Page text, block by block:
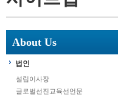
About Us
법인
설립이사장
글로벌선진교육선언문